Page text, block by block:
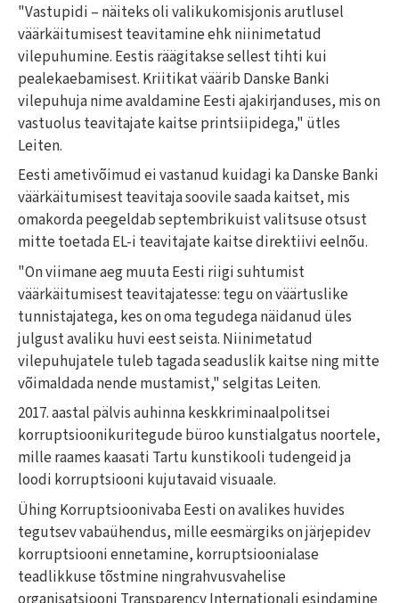
"Vastupidi – näiteks oli valikukomisjonis arutlusel
väärkäitumisest teavitamine ehk niinimetatud
vilepuhumine. Eestis räägitakse sellest tihti kui
pealekaebamisest. Kriitikat väärib Danske Banki
vilepuhuja nime avaldamine Eesti ajakirjanduses, mis on
vastuolus teavitajate kaitse printsiipidega," ütles
Leiten.
Eesti ametivõimud ei vastanud kuidagi ka Danske Banki
väärkäitumisest teavitaja soovile saada kaitset, mis
omakorda peegeldab septembrikuist valitsuse otsust
mitte toetada EL-i teavitajate kaitse direktiivi eelnõu.
"On viimane aeg muuta Eesti riigi suhtumist
väärkäitumisest teavitajatesse: tegu on väärtuslike
tunnistajatega, kes on oma tegudega näidanud üles
julgust avaliku huvi eest seista. Niinimetatud
vilepuhujatele tuleb tagada seaduslik kaitse ning mitte
võimaldada nende mustamist," selgitas Leiten.
2017. aastal pälvis auhinna keskkriminaalpolitsei
korruptsioonikuritegude büroo kunstialgatus noortele,
mille raames kaasati Tartu kunstikooli tudengeid ja
loodi korruptsiooni kujutavaid visuaale.
Ühing Korruptsioonivaba Eesti on avalikes huvides
tegutsev vabaühendus, mille eesmärgiks on järjepidev
korruptsiooni ennetamine, korruptsioonialase
teadlikkuse tõstmine ningrahvusvahelise